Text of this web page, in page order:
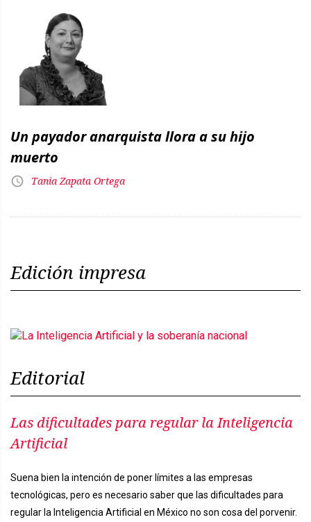
Un payador anarquista llora a su hijo
muerto
Tania Zapata Ortega
Edición impresa
Editorial
Las dificultades para regular la Inteligencia
Artificial
Suena bien la intención de poner límites a las empresas
tecnológicas, pero es necesario saber que las dificultades para
regular la Inteligencia Artificial en México no son cosa del porvenir.